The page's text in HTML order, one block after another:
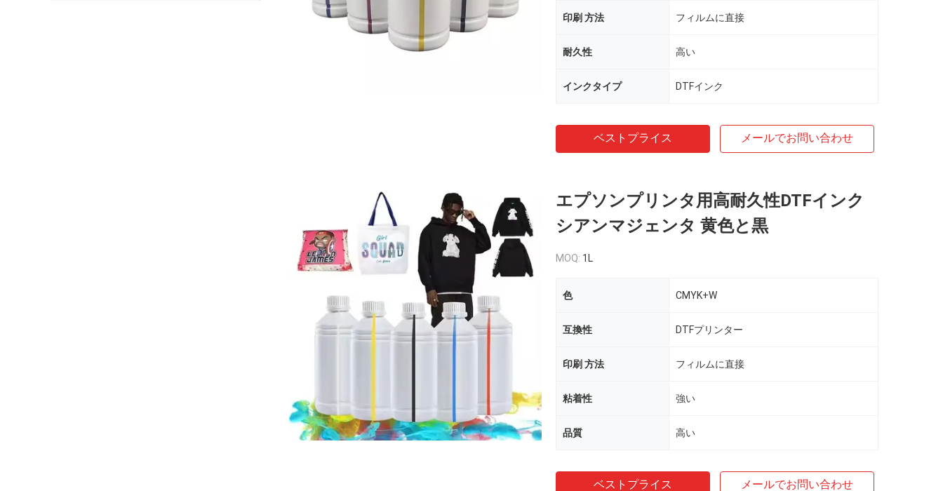
印刷 方法 フィルムに直接
耐久性 高い
インクタイプ DTFインク
ベストプライス メールでお問い合わせ
エプソンプリンタ用高耐久性DTFインク
シアンマジェンタ 黄色と黒
MOQ: 1L
色 CMYK+W
互換性 DTFプリンター
印刷 方法 フィルムに直接
粘着性 強い
品質 高い
ベストプライス メールでお問い合わせ